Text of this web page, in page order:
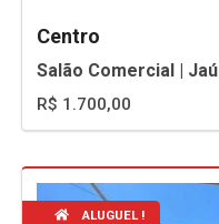
Centro
Salão Comercial | Jaú
R$ 1.700,00
ALUGUEL !